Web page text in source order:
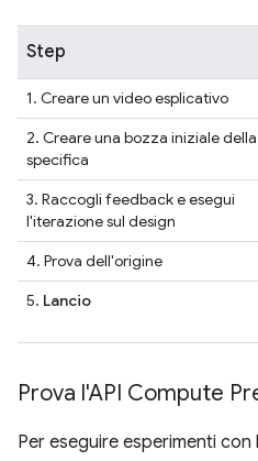
Step
1. Creare un video esplicativo
2. Creare una bozza iniziale della
specifica
3. Raccogli feedback e esegui
l'iterazione sul design
4. Prova dell'origine
5. Lancio
Prova l'API Compute
Per eseguire esperimenti con